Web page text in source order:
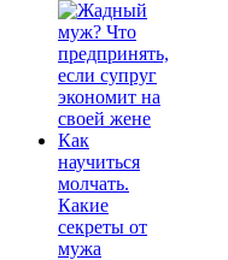
Как
научиться
молчать.
Какие
секреты от
мужа